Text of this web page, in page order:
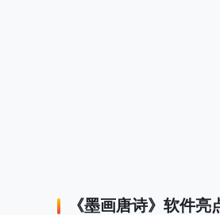
《墨画唐诗》软件亮